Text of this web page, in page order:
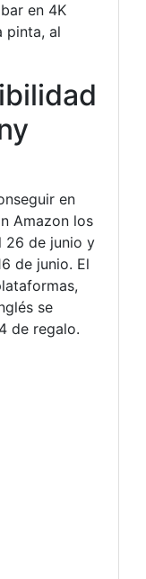
en 4K
pinta, al
en
Amazon los
26 de junio y
de junio. El
se
de regalo.